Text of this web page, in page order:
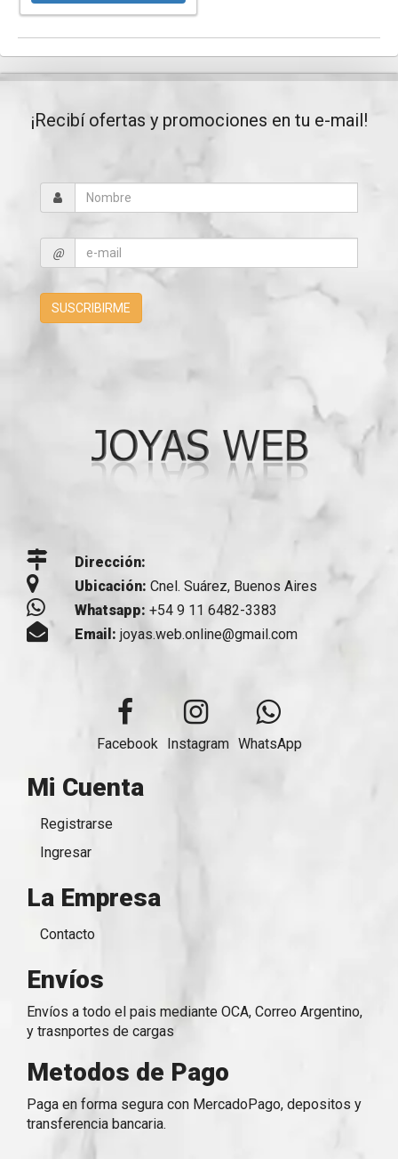
¡Recibí ofertas y promociones en tu e-mail!
@
SUSCRIBIRME
Dirección:
Ubicación: Cnel. Suárez, Buenos Aires
Whatsapp: +54 9 11 6482-3383
Email: joyas.web.online@gmail.com
Facebook Instagram WhatsApp
Mi Cuenta
Registrarse
Ingresar
La Empresa
Contacto
Envíos
Envíos a todo el pais mediante OCA, Correo Argentino,
y trasnportes de cargas
Metodos de Pago
Paga en forma segura con MercadoPago, depositos y
transferencia bancaria.